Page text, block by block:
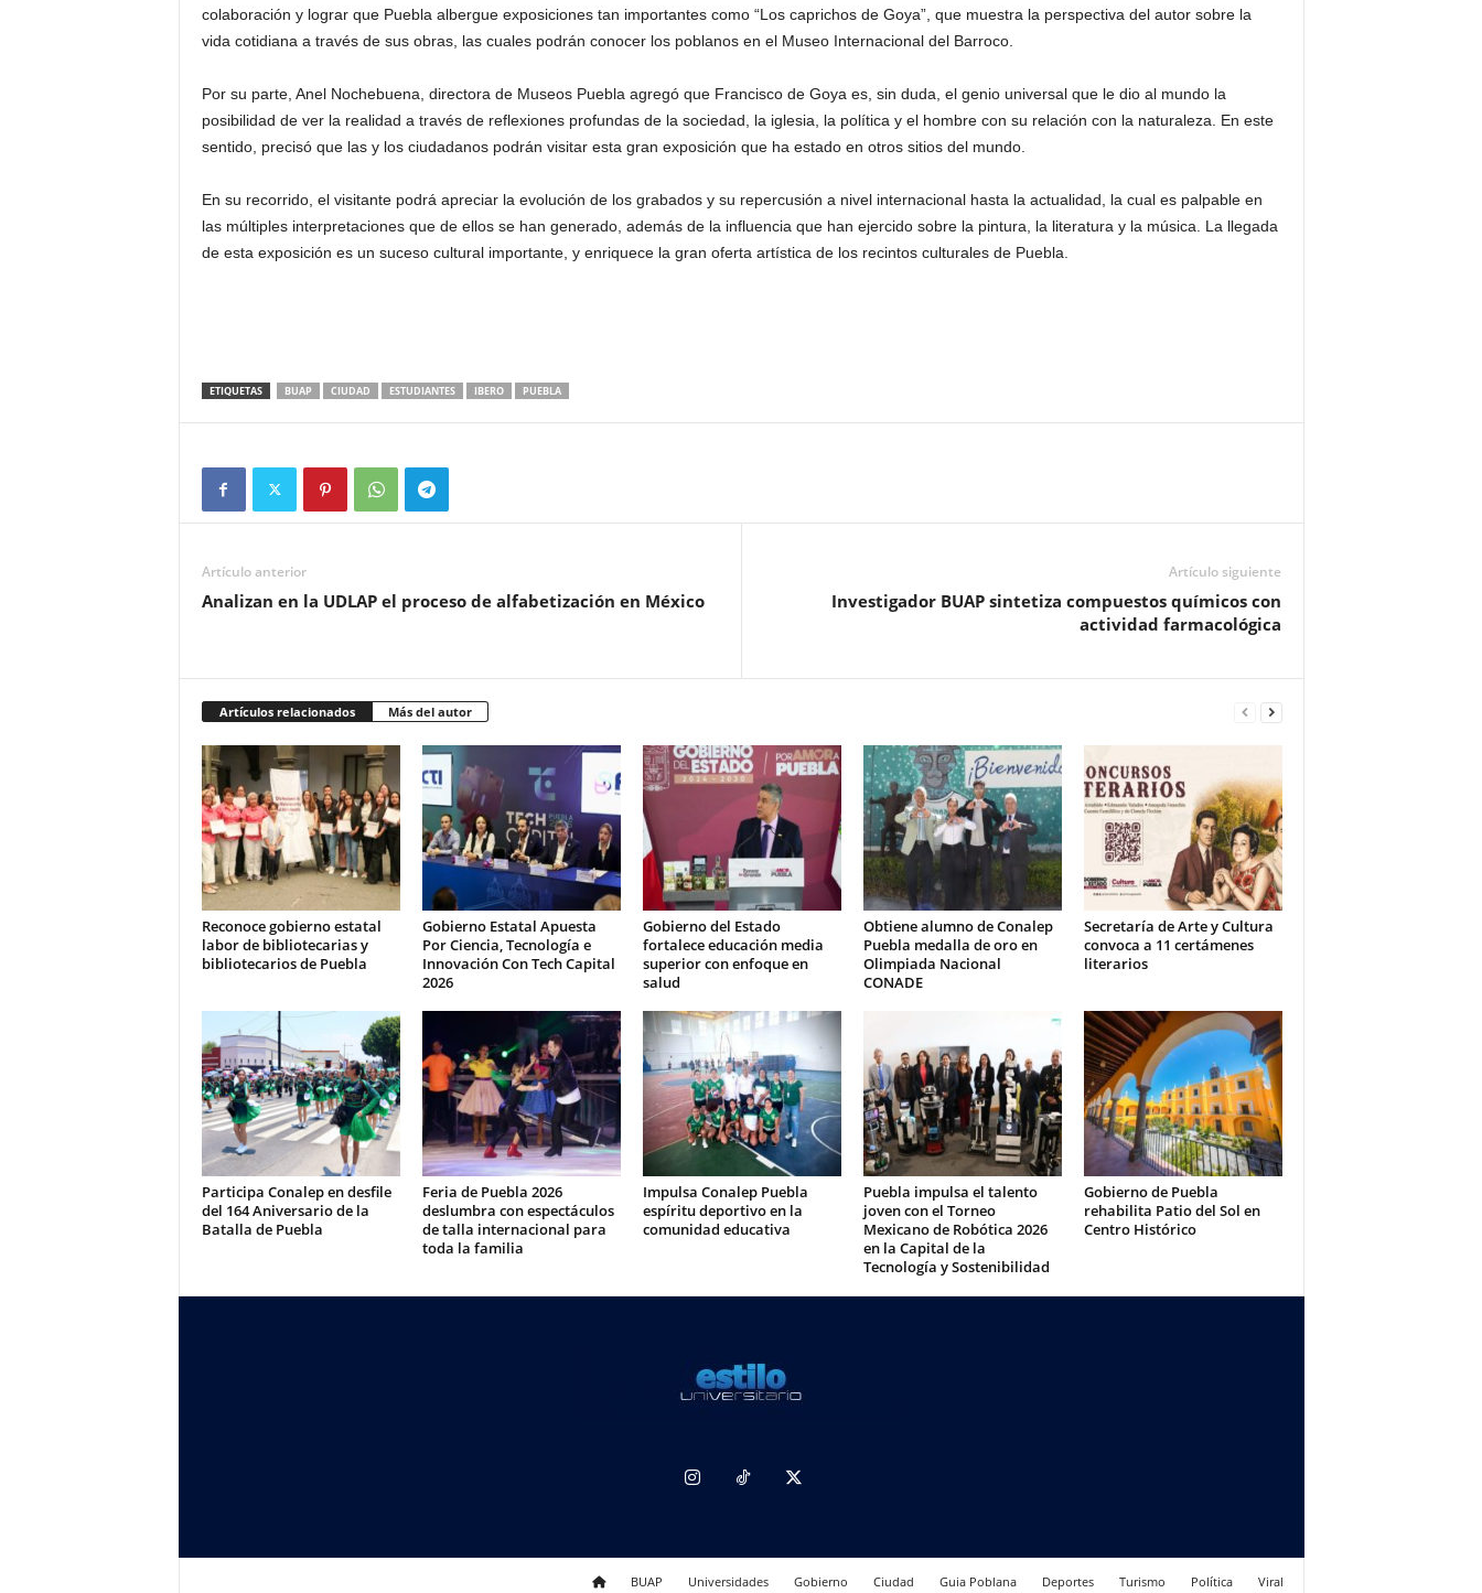
colaboración y lograr que Puebla albergue exposiciones tan importantes como “Los caprichos de Goya”, que muestra la perspectiva del autor sobre la
vida cotidiana a través de sus obras, las cuales podrán conocer los poblanos en el Museo Internacional del Barroco.
Por su parte, Anel Nochebuena, directora de Museos Puebla agregó que Francisco de Goya es, sin duda, el genio universal que le dio al mundo la
posibilidad de ver la realidad a través de reflexiones profundas de la sociedad, la iglesia, la política y el hombre con su relación con la naturaleza. En este
sentido, precisó que las y los ciudadanos podrán visitar esta gran exposición que ha estado en otros sitios del mundo.
En su recorrido, el visitante podrá apreciar la evolución de los grabados y su repercusión a nivel internacional hasta la actualidad, la cual es palpable en
las múltiples interpretaciones que de ellos se han generado, además de la influencia que han ejercido sobre la pintura, la literatura y la música. La llegada
de esta exposición es un suceso cultural importante, y enriquece la gran oferta artística de los recintos culturales de Puebla.
ETIQUETAS BUAP CIUDAD ESTUDIANTES IBERO PUEBLA
Artículo anterior
Analizan en la UDLAP el proceso de alfabetización en México
Artículo siguiente
Investigador BUAP sintetiza compuestos químicos con
actividad farmacológica
Artículos relacionados Más del autor
Reconoce gobierno estatal
labor de bibliotecarias y
bibliotecarios de Puebla
Gobierno Estatal Apuesta
Por Ciencia, Tecnología e
Innovación Con Tech Capital
2026
Gobierno del Estado
fortalece educación media
superior con enfoque en
salud
Obtiene alumno de Conalep
Puebla medalla de oro en
Olimpiada Nacional
CONADE
Secretaría de Arte y Cultura
convoca a 11 certámenes
literarios
Participa Conalep en desfile
del 164 Aniversario de la
Batalla de Puebla
Feria de Puebla 2026
deslumbra con espectáculos
de talla internacional para
toda la familia
Impulsa Conalep Puebla
espíritu deportivo en la
comunidad educativa
Puebla impulsa el talento
joven con el Torneo
Mexicano de Robótica 2026
en la Capital de la
Tecnología y Sostenibilidad
Gobierno de Puebla
rehabilita Patio del Sol en
Centro Histórico
BUAP Universidades Gobierno Ciudad Guia Poblana Deportes Turismo Política Viral